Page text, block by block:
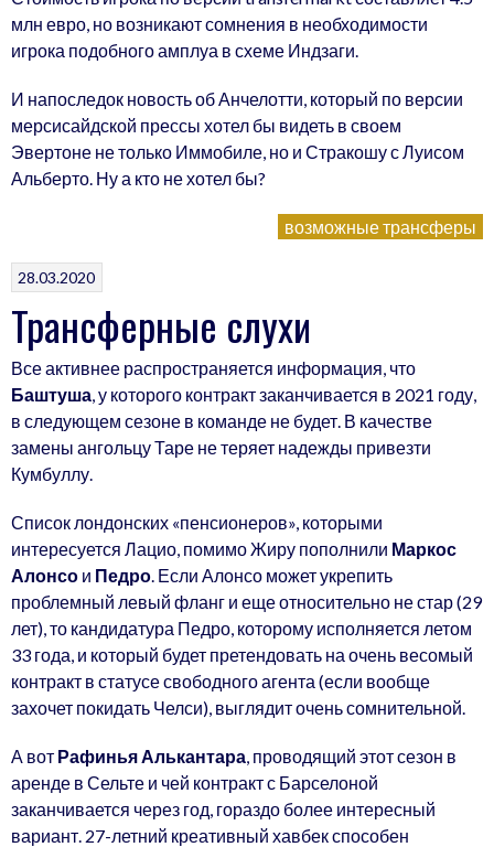
млн евро, но возникают сомнения в необходимости
игрока подобного амплуа в схеме Индзаги.
И напоследок новость об Анчелотти, который по версии
мерсисайдской прессы хотел бы видеть в своем
Эвертоне не только Иммобиле, но и Стракошу с Луисом
Альберто. Ну а кто не хотел бы?
возможные трансферы
28.03.2020
Трансферные слухи
Все активнее распространяется информация, что
Баштуша , у которого контракт заканчивается в 2021 году,
в следующем сезоне в команде не будет. В качестве
замены ангольцу Таре не теряет надежды привезти
Кумбуллу.
Список лондонских «пенсионеров», которыми
интересуется Лацио, помимо Жиру пополнили Маркос
Алонсо и Педро . Если Алонсо может укрепить
проблемный левый фланг и еще относительно не стар (29
лет), то кандидатура Педро, которому исполняется летом
33 года, и который будет претендовать на очень весомый
контракт в статусе свободного агента (если вообще
захочет покидать Челси), выглядит очень сомнительной.
А вот Рафинья Алькантара , проводящий этот сезон в
аренде в Сельте и чей контракт с Барселоной
заканчивается через год, гораздо более интересный
вариант. 27-летний креативный хавбек способен